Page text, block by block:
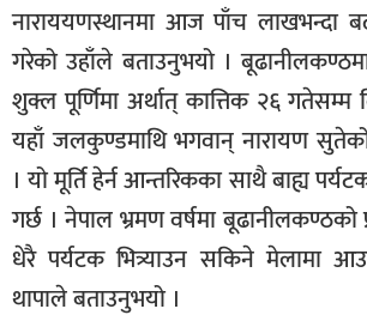
नाराययणस्थानमा आज पाँच लाखभन्दा
गरेको उहाँले बताउनुभयो ।
शुक्ल पूर्णिमा अर्थात् कात्तिक २६
यहाँ जलकुण्डमाथि भगवान् नारायण
। यो मूर्ति हेर्न आन्तरिकका साथै बाह्य
गर्छ । नेपाल भ्रमण वर्षमा बूढानीलकण्ठको
धेरै पर्यटक भित्र्याउन सकिने मेलामा
थापाले बताउनुभयो ।